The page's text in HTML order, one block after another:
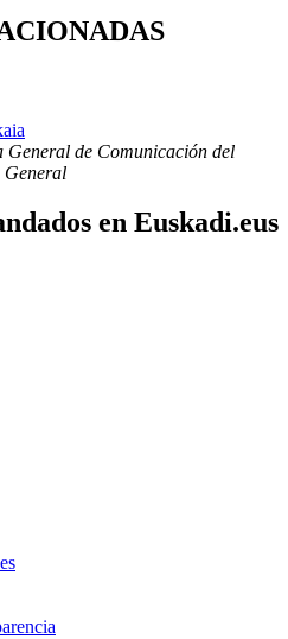
General de Comunicación del
General
en Euskadi.eus